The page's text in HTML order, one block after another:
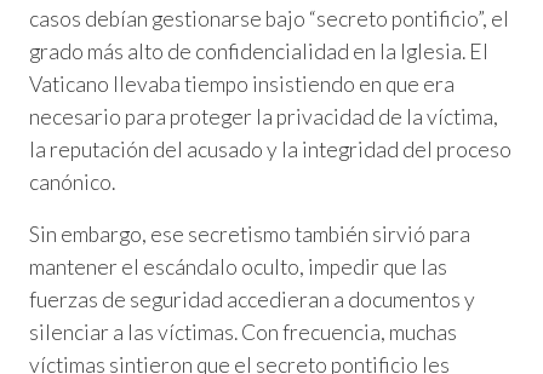
casos debían gestionarse bajo “secreto pontificio”, el
grado más alto de confidencialidad en la Iglesia. El
Vaticano llevaba tiempo insistiendo en que era
necesario para proteger la privacidad de la víctima,
la reputación del acusado y la integridad del proceso
canónico.
Sin embargo, ese secretismo también sirvió para
mantener el escándalo oculto, impedir que las
fuerzas de seguridad accedieran a documentos y
silenciar a las víctimas. Con frecuencia, muchas
víctimas sintieron que el secreto pontificio les